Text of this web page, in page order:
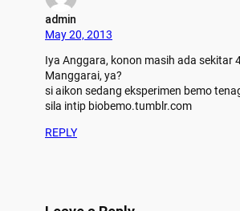
admin
May 20, 2013
Iya Anggara, konon masih ada sekitar
Manggarai, ya?
si aikon sedang eksperimen bemo
sila intip biobemo.tumblr.com
REPLY